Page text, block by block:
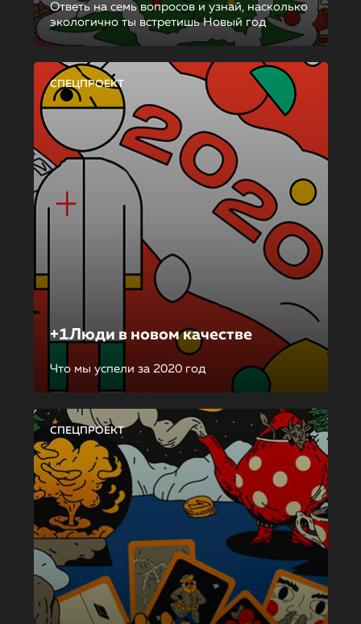
Ответь на семь вопросов и узнай, насколько
экологично ты встретишь Новый год
СПЕЦПРОЕКТ
+1Люди в новом качестве
Что мы успели за 2020 год
СПЕЦПРОЕКТ